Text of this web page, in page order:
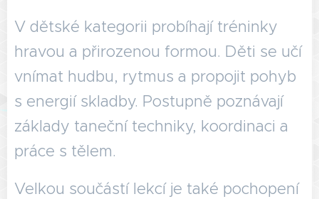
V dětské kategorii probíhají tréninky
hravou a přirozenou formou. Děti se učí
vnímat hudbu, rytmus a propojit pohyb
s energií skladby. Postupně poznávají
základy taneční techniky, koordinaci a
práce s tělem.
Velkou součástí lekcí je také pochopení